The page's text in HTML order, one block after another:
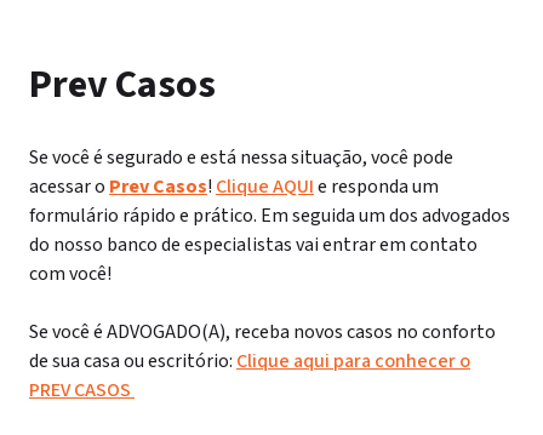
Prev Casos
Se você é segurado e está nessa situação, você pode
acessar o Prev Casos! Clique AQUIe responda um
formulário rápido e prático. Em seguida um dos advogados
do nosso banco de especialistas vai entrar em contato
com você!
Se você é ADVOGADO(A), receba novos casos no conforto
de sua casa ou escritório: Clique aqui para conhecer o
PREV CASOS